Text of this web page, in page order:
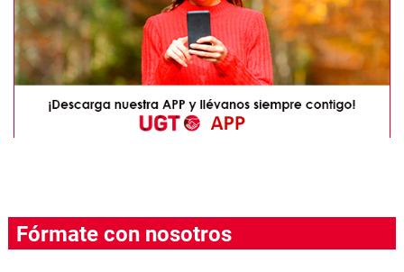
Fórmate con nosotros